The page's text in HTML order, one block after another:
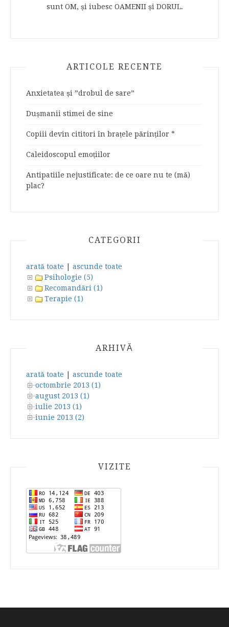
sunt OM, și iubesc OAMENII și DORUL.
ARTICOLE RECENTE
Anxietatea și ”drobul de sare”
Dușmanii stimei de sine
Copiii devin cititori în brațele părinților *
Caleidoscopul emoțiilor
Antipatiile nejustificate: de ce oare nu te (mă)
plac?
CATEGORII
arată toate
ascunde toate
Psihologie (5)
Recomandări (1)
Terapie (1)
ARHIVĂ
arată toate
ascunde toate
octombrie 2013 (1)
august 2013 (1)
iulie 2013 (1)
iunie 2013 (2)
VIZITE